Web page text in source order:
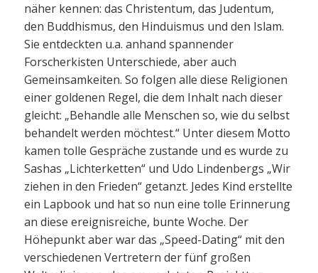
näher kennen: das Christentum, das Judentum,
den Buddhismus, den Hinduismus und den Islam.
Sie entdeckten u.a. anhand spannender
Forscherkisten Unterschiede, aber auch
Gemeinsamkeiten. So folgen alle diese Religionen
einer goldenen Regel, die dem Inhalt nach dieser
gleicht: „Behandle alle Menschen so, wie du selbst
behandelt werden möchtest.“ Unter diesem Motto
kamen tolle Gespräche zustande und es wurde zu
Sashas „Lichterketten“ und Udo Lindenbergs „Wir
ziehen in den Frieden“ getanzt. Jedes Kind erstellte
ein Lapbook und hat so nun eine tolle Erinnerung
an diese ereignisreiche, bunte Woche. Der
Höhepunkt aber war das „Speed-Dating“ mit den
verschiedenen Vertretern der fünf großen